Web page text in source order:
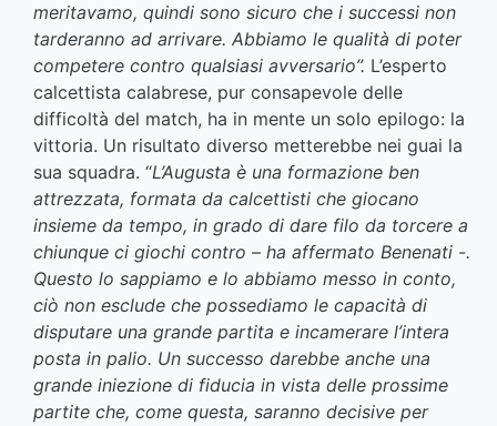
meritavamo, quindi sono sicuro che i successi non
tarderanno ad arrivare. Abbiamo le qualità di poter
competere contro qualsiasi avversario”. L’esperto
calcettista calabrese, pur consapevole delle
difficoltà del match, ha in mente un solo epilogo: la
vittoria. Un risultato diverso metterebbe nei guai la
sua squadra. “L’Augusta è una formazione ben
attrezzata, formata da calcettisti che giocano
insieme da tempo, in grado di dare filo da torcere a
chiunque ci giochi contro – ha affermato Benenati -.
Questo lo sappiamo e lo abbiamo messo in conto,
ciò non esclude che possediamo le capacità di
disputare una grande partita e incamerare l’intera
posta in palio. Un successo darebbe anche una
grande iniezione di fiducia in vista delle prossime
partite che, come questa, saranno decisive per